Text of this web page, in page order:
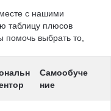
с нашими
таблицу плюсов
выбрать то,
Самообуче
ние